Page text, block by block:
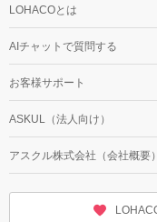
LOHACOとは
AIチャットで質問する
お客様サポート
ASKUL（法人向け）
アスクル株式会社（会社概要）